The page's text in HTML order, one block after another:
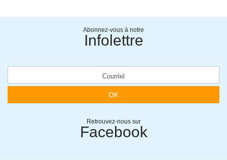
Abonnez-vous à notre
Infolettre
OK
Retrouvez-nous sur
Facebook